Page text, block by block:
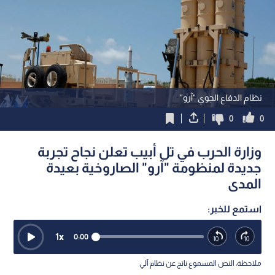
نظام الدفاع الجوي "آرو"
0
0
وزارة الحرب في تل أبيب تعلن نجاح تجربة
جديدة لمنظومة "آرو" الصاروخية بعيدة
المدى
استمع للخبر:
0:00
1x
ملاحظة: النص المسموع ناتج عن نظام آلي